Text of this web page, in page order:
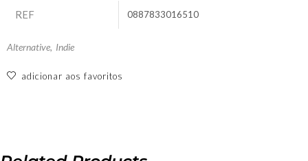
REF 0887833016510
Alternative, Indie
adicionar aos favoritos